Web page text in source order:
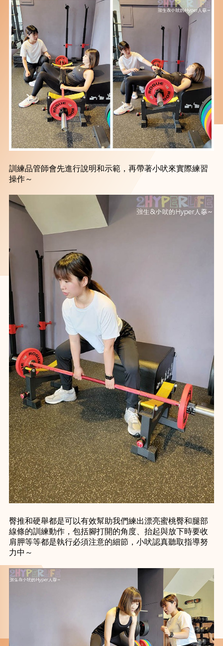
訓練品管師會先進行說明和示範，再帶著小吠來實際練習
操作～
臀推和硬舉都是可以有效幫助我們練出漂亮蜜桃臀和腿部
線條的訓練動作，包括腳打開的角度、抬起與放下時要收
肩胛等等都是執行必須注意的細節，小吠認真聽取指導努
力中～